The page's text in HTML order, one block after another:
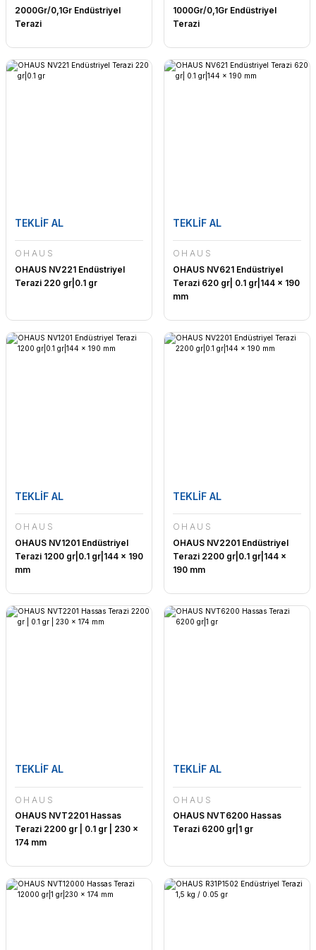
2000Gr/0,1Gr Endüstriyel
Terazi
1000Gr/0,1Gr Endüstriyel
Terazi
TEKLİF AL
OHAUS
OHAUS NV221 Endüstriyel
Terazi 220 gr|0.1 gr
TEKLİF AL
OHAUS
OHAUS NV621 Endüstriyel
Terazi 620 gr| 0.1 gr|144 x 190
mm
TEKLİF AL
OHAUS
OHAUS NV1201 Endüstriyel
Terazi 1200 gr|0.1 gr|144 x 190
mm
TEKLİF AL
OHAUS
OHAUS NV2201 Endüstriyel
Terazi 2200 gr|0.1 gr|144 x
190 mm
TEKLİF AL
OHAUS
OHAUS NVT2201 Hassas
Terazi 2200 gr | 0.1 gr | 230 x
174 mm
TEKLİF AL
OHAUS
OHAUS NVT6200 Hassas
Terazi 6200 gr|1 gr